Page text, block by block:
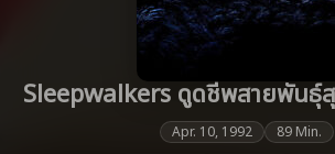
Sleepwalkers ดูดชีพสายพันธุ์
Apr. 10, 1992
89 Min.